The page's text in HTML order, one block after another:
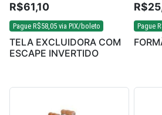
R$61,10
Pague R$58,05 via PIX/boleto
TELA EXCLUIDORA COM
ESCAPE INVERTIDO
R$
Pague